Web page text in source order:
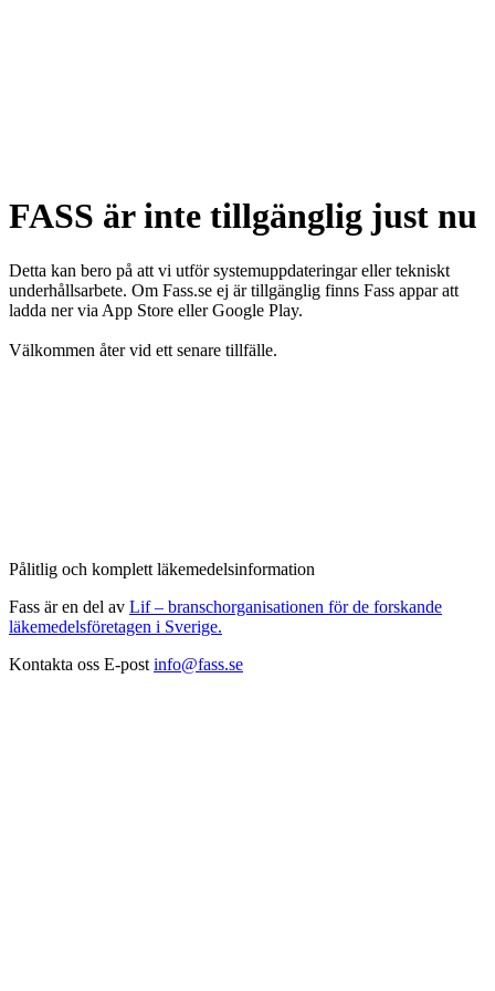
FASS är inte tillgänglig just nu
Detta kan bero på att vi utför systemuppdateringar eller tekniskt
underhållsarbete. Om Fass.se ej är tillgänglig finns Fass appar att
ladda ner via App Store eller Google Play.
Välkommen åter vid ett senare tillfälle.
Pålitlig och komplett läkemedelsinformation
Fass är en del av Lif – branschorganisationen för de forskande
läkemedelsföretagen i Sverige.
Kontakta oss E-post info@fass.se